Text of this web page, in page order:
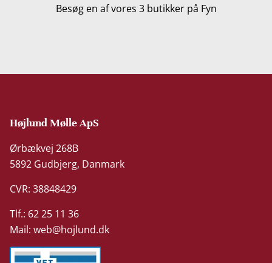
Besøg en af vores 3 butikker på Fyn
Højlund Mølle ApS
Ørbækvej 268B
5892 Gudbjerg, Danmark
CVR: 38848429
Tlf.: 62 25 11 36
Mail:web@hojlund.dk